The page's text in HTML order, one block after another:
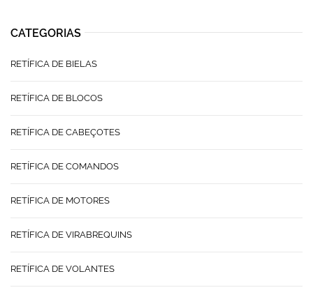
CATEGORIAS
RETÍFICA DE BIELAS
RETÍFICA DE BLOCOS
RETÍFICA DE CABEÇOTES
RETÍFICA DE COMANDOS
RETÍFICA DE MOTORES
RETÍFICA DE VIRABREQUINS
RETÍFICA DE VOLANTES